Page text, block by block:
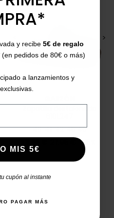
>
40 41 42 45 46
Precio base-15%
y recibe 5€ de regalo
pedidos de 80€ o más)
a lanzamientos y
MIS 5€
cupón al instante
PAGAR MÁS